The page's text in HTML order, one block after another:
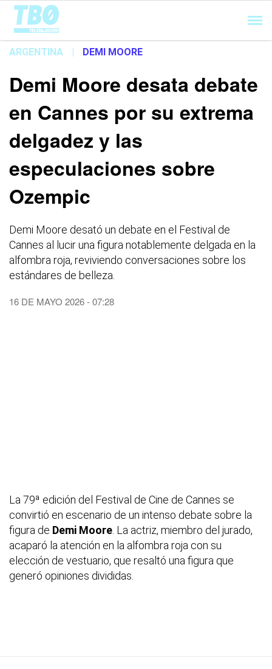
Cargando...
ARGENTINA | DEMI MOORE
Demi Moore desata debate
en Cannes por su extrema
delgadez y las
especulaciones sobre
Ozempic
Demi Moore desató un debate en el Festival de
Cannes al lucir una figura notablemente delgada en la
alfombra roja, reviviendo conversaciones sobre los
estándares de belleza.
16 DE MAYO 2026 - 07:28
La 79ª edición del Festival de Cine de Cannes se
convirtió en escenario de un intenso debate sobre la
figura de Demi Moore . La actriz, miembro del jurado,
acaparó la atención en la alfombra roja con su
elección de vestuario, que resaltó una figura que
generó opiniones divididas.